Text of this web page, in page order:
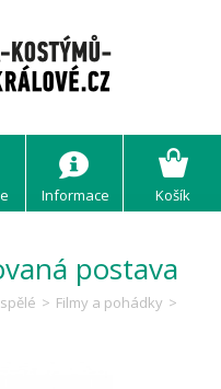
Informace Košík
postava
> Filmy a pohádky >